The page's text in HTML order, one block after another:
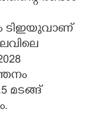
ടിഇയുവാണ്
മടങ്ങ്